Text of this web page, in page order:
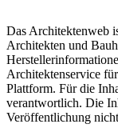
Das Architektenweb
Architekten und
Architektenservice
Plattform. Für die
verantwortlich. Die
Veröffentlichung